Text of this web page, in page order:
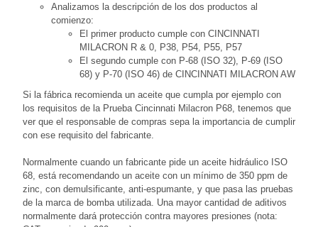
Analizamos la descripción de los dos productos al
comienzo:
El primer producto cumple con CINCINNATI
MILACRON R & 0, P38, P54, P55, P57
El segundo cumple con P-68 (ISO 32), P-69 (ISO
68) y P-70 (ISO 46) de CINCINNATI MILACRON AW
Si la fábrica recomienda un aceite que cumpla por ejemplo con
los requisitos de la Prueba Cincinnati Milacron P68, tenemos que
ver que el responsable de compras sepa la importancia de cumplir
con ese requisito del fabricante.
Normalmente cuando un fabricante pide un aceite hidráulico ISO
68, está recomendando un aceite con un mínimo de 350 ppm de
zinc, con demulsificante, anti-espumante, y que pasa las pruebas
de la marca de bomba utilizada. Una mayor cantidad de aditivos
normalmente dará protección contra mayores presiones (nota: